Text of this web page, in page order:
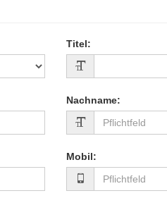
Titel:
Nachname:
Mobil: